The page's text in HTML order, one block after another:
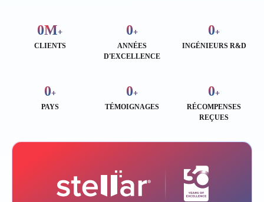
0M+
CLIENTS
0+
ANNÉES
D'EXCELLENCE
0+
INGÉNIEURS R&D
0+
PAYS
0+
TÉMOIGNAGES
0+
RÉCOMPENSES
REÇUES